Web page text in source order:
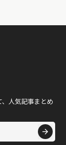
人気記事まとめ